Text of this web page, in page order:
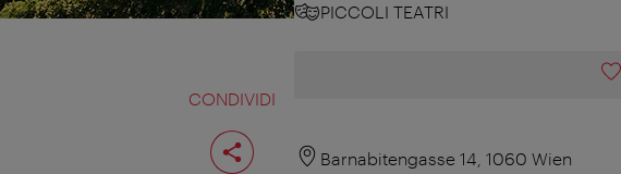
CONDIVIDI
Condividi
pagina
PICCOLI TEATRI
Barnabitengasse 14, 1060 Wien